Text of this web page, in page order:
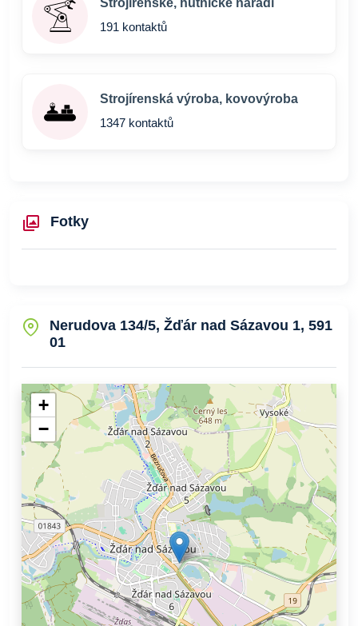
Strojírenské, hutnické nářadí
191 kontaktů
Strojírenská výroba, kovovýroba
1347 kontaktů
Fotky
Nerudova 134/5, Žďár nad Sázavou 1, 591
01
+
−